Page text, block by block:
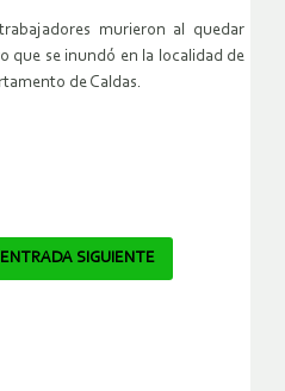
murieron al quedar
que se inundó en la localidad de
de Caldas.
ENTRADA SIGUIENTE